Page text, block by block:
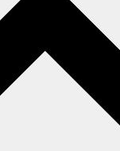
الثقافي